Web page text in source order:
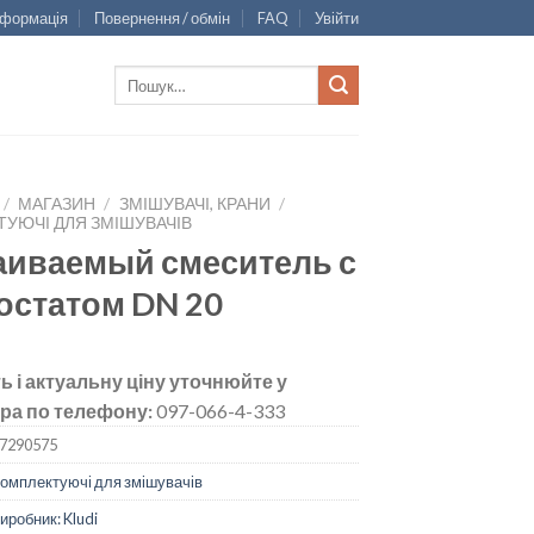
Повернення / обмін FAQ Увійти
/ МАГАЗИН / ЗМІШУВАЧІ, КРАНИ /
ДЛЯ ЗМІШУВАЧІВ
смеситель с
DN 20
і актуальну ціну уточнюйте у
по телефону:097-066-4-333
для змішувачів
Kludi